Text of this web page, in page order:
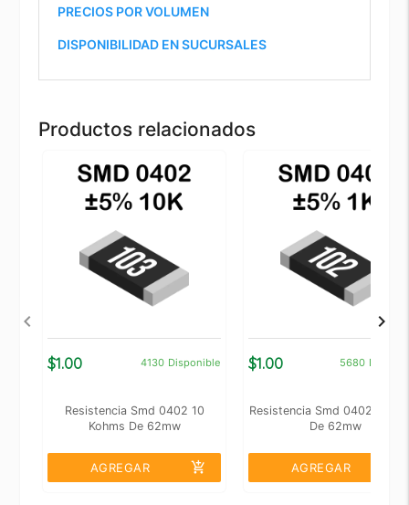
PRECIOS POR VOLUMEN
DISPONIBILIDAD EN SUCURSALES
Productos relacionados
$1.00 4130 Disponible
Resistencia Smd 0402 10
Kohms De 62mw
AGREGAR add_shopping_cart
$1.00 5680
Resistencia Smd 0402 1
De 62mw
AGREGAR